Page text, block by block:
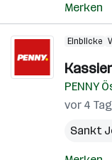
Merken
Einblicke
PENNY
vor 4
Sankt